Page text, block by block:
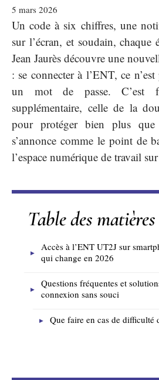
5 mars 2026
Un code à six chiffres, une
sur l’écran, et soudain, chaque
Jean Jaurès découvre une
: se connecter à l’ENT, ce
un mot de passe. C’est
supplémentaire, celle de la
pour protéger bien plus
s’annonce comme le point de
l’espace numérique de travail
Table des matières
Accès à l’ENT UT2J sur
qui change en 2026
Questions fréquentes et
connexion sans souci
Que faire en cas de difficulté